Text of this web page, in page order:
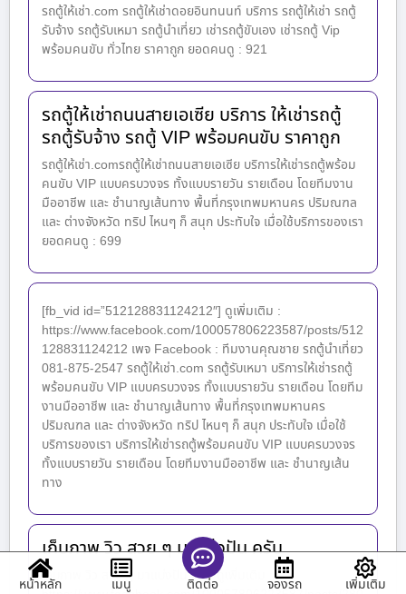
รถตู้ให้เช่า.com รถตู้ให้เช่าดอยอินทนนท์ บริการ รถตู้ให้เช่า รถตู้
รับจ้าง รถตู้รับเหมา รถตู้นำเที่ยว เช่ารถตู้ขับเอง เช่ารถตู้ Vip
พร้อมคนขับ ทั่วไทย ราคาถูก ยอดคนดู : 921
รถตู้ให้เช่าถนนสายเอเซีย บริการ ให้เช่ารถตู้
รถตู้รับจ้าง รถตู้ VIP พร้อมคนขับ ราคาถูก
รถตู้ให้เช่า.comรถตู้ให้เช่าถนนสายเอเซีย บริการให้เช่ารถตู้พร้อม
คนขับ VIP แบบครบวงจร ทั้งแบบรายวัน รายเดือน โดยทีมงาน
มืออาชีพ และ ชำนาญเส้นทาง พื้นที่กรุงเทพมหานคร ปริมณฑล
และ ต่างจังหวัด ทริป ไหนๆ ก็ สนุก ประทับใจ เมื่อใช้บริการของเรา
ยอดคนดู : 699
[fb_vid id=”512128831124212″] ดูเพิ่มเติม :
https://www.facebook.com/100057806223587/posts/512
128831124212 เพจ Facebook : ทีมงานคุณชาย รถตู้นำเที่ยว
081-875-2547 รถตู้ให้เช่า.com รถตู้รับเหมา บริการให้เช่ารถตู้
พร้อมคนขับ VIP แบบครบวงจร ทั้งแบบรายวัน รายเดือน โดยทีม
งานมืออาชีพ และ ชำนาญเส้นทาง พื้นที่กรุงเทพมหานคร
ปริมณฑล และ ต่างจังหวัด ทริป ไหนๆ ก็ สนุก ประทับใจ เมื่อใช้
บริการของเรา บริการให้เช่ารถตู้พร้อมคนขับ VIP แบบครบวงจร
ทั้งแบบรายวัน รายเดือน โดยทีมงานมืออาชีพ และ ชำนาญเส้น
ทาง
เก็บภาพ วิว สวย ๆ มาแบ่งปัน ครับ
เก็บภาพ วิว สวย ๆ มาแบ่งปัน ครับ ดูเพิ่มเติม :
หน้าหลัก เมนู ติดต่อ จองรถ เพิ่มเติม